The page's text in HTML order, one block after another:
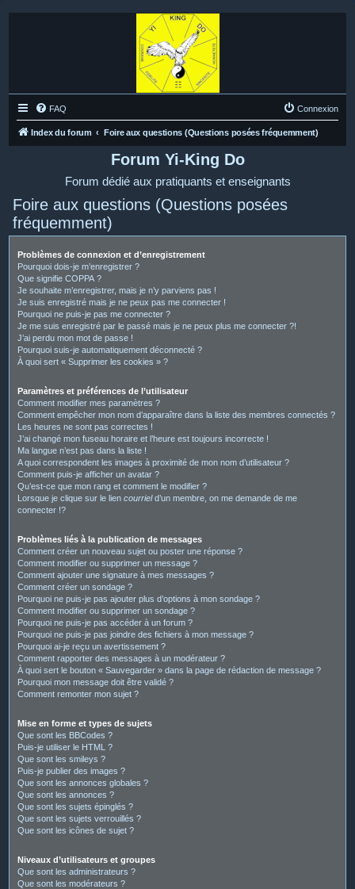
FAQ Connexion
Index du forum Foire aux questions (Questions posées fréquemment)
Forum Yi-King Do
Forum dédié aux pratiquants et enseignants
Foire aux questions (Questions posées
fréquemment)
Problèmes de connexion et d’enregistrement
Pourquoi dois-je m’enregistrer ?
Que signifie COPPA ?
Je souhaite m’enregistrer, mais je n’y parviens pas !
Je suis enregistré mais je ne peux pas me connecter !
Pourquoi ne puis-je pas me connecter ?
Je me suis enregistré par le passé mais je ne peux plus me connecter ?!
J’ai perdu mon mot de passe !
Pourquoi suis-je automatiquement déconnecté ?
À quoi sert « Supprimer les cookies » ?
Paramètres et préférences de l’utilisateur
Comment modifier mes paramètres ?
Comment empêcher mon nom d’apparaître dans la liste des membres connectés ?
Les heures ne sont pas correctes !
J’ai changé mon fuseau horaire et l’heure est toujours incorrecte !
Ma langue n’est pas dans la liste !
A quoi correspondent les images à proximité de mon nom d’utilisateur ?
Comment puis-je afficher un avatar ?
Qu’est-ce que mon rang et comment le modifier ?
Lorsque je clique sur le lien courrield’un membre, on me demande de me
connecter !?
Problèmes liés à la publication de messages
Comment créer un nouveau sujet ou poster une réponse ?
Comment modifier ou supprimer un message ?
Comment ajouter une signature à mes messages ?
Comment créer un sondage ?
Pourquoi ne puis-je pas ajouter plus d’options à mon sondage ?
Comment modifier ou supprimer un sondage ?
Pourquoi ne puis-je pas accéder à un forum ?
Pourquoi ne puis-je pas joindre des fichiers à mon message ?
Pourquoi ai-je reçu un avertissement ?
Comment rapporter des messages à un modérateur ?
À quoi sert le bouton « Sauvegarder » dans la page de rédaction de message ?
Pourquoi mon message doit être validé ?
Comment remonter mon sujet ?
Mise en forme et types de sujets
Que sont les BBCodes ?
Puis-je utiliser le HTML ?
Que sont les smileys ?
Puis-je publier des images ?
Que sont les annonces globales ?
Que sont les annonces ?
Que sont les sujets épinglés ?
Que sont les sujets verrouillés ?
Que sont les icônes de sujet ?
Niveaux d’utilisateurs et groupes
Que sont les administrateurs ?
Que sont les modérateurs ?